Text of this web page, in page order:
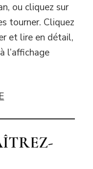
ou cliquez sur
tourner. Cliquez
et lire en détail,
l’affichage